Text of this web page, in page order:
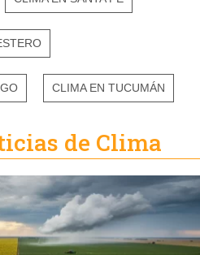
CLIMA EN TUCUMÁN
de Clima